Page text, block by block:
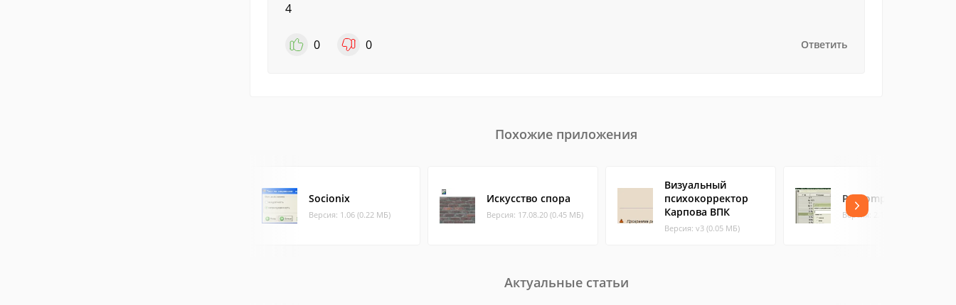
4
0 0 Ответить
Похожие приложения
Socionix
Версия: 1.06 (0.22 МБ)
Искусство спора
Версия: 17.08.20 (0.45 МБ)
Визуальный
психокорректор
Карпова ВПК
Версия: v3 (0.05 МБ)
Psycomp
Версия: 2.1.2.5 (3.56 МБ)
Актуальные статьи